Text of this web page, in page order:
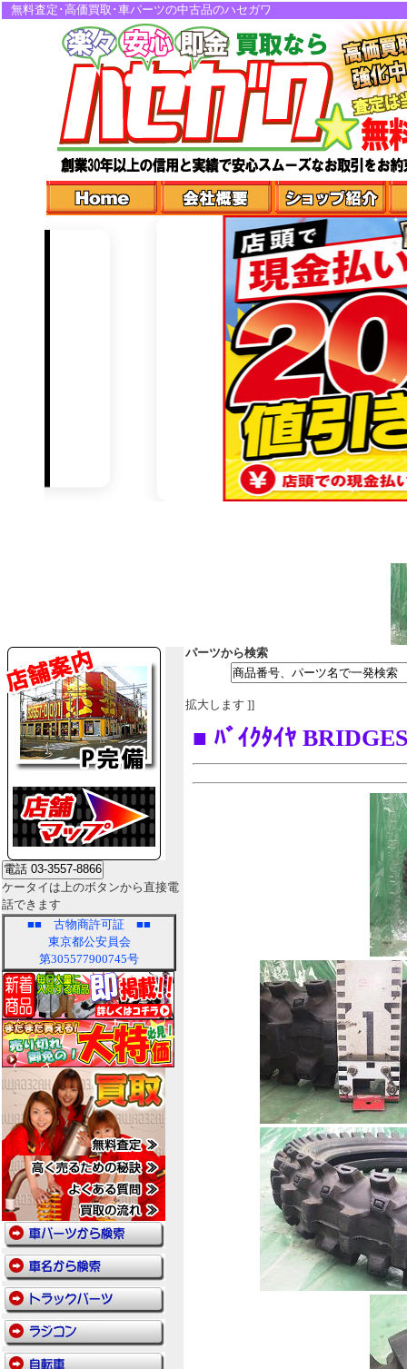
無料査定･高価買取･車パーツの中古品のハセガワ
ケータイは上のボタンから直接電
話できます
■■ 古物商許可証 ■■
東京都公安員会
第305577900745号
パーツから検索
拡大します ]]
■ ﾊﾞｲｸﾀｲﾔ